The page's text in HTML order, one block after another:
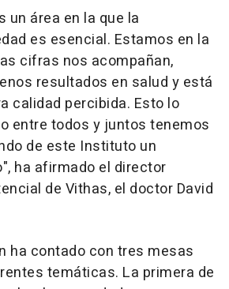
un área en la que la
es esencial. Estamos en la
cifras nos acompañan,
resultados en salud y está
calidad percibida. Esto lo
entre todos y juntos tenemos
de este Instituto un
ha afirmado el director
de Vithas, el doctor David
ha contado con tres mesas
temáticas. La primera de